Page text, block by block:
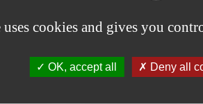
conducteur
uses cookies and gives you
OK, accept all Deny all